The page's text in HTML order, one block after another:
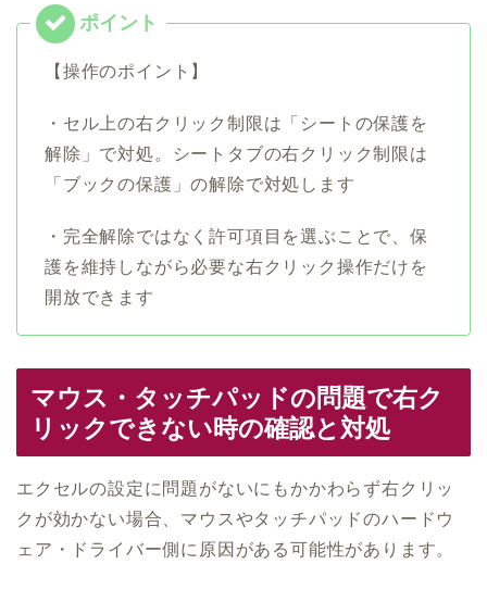
【操作のポイント】
・セル上の右クリック制限は「シートの保護を
解除」で対処。シートタブの右クリック制限は
「ブックの保護」の解除で対処します
・完全解除ではなく許可項目を選ぶことで、保
護を維持しながら必要な右クリック操作だけを
開放できます
マウス・タッチパッドの問題で右ク
リックできない時の確認と対処
エクセルの設定に問題がないにもかかわらず右クリッ
クが効かない場合、マウスやタッチパッドのハードウ
ェア・ドライバー側に原因がある可能性があります。